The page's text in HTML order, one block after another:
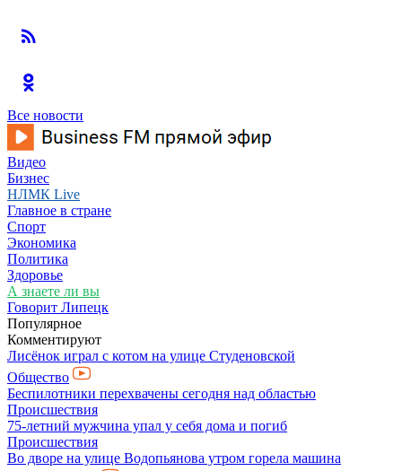
Все новости
Видео
Бизнес
НЛМК Live
Главное в стране
Спорт
Экономика
Политика
Здоровье
А знаете ли вы
Говорит Липецк
Популярное
Комментируют
Лисёнок играл с котом на улице Студеновской
Общество
Беспилотники перехвачены сегодня над областью
Происшествия
75-летний мужчина упал у себя дома и погиб
Происшествия
Во дворе на улице Водопьянова утром горела машина